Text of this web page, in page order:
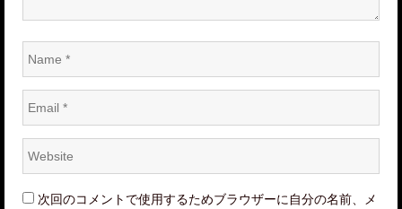
Name
*
Email
*
Website
*
次回のコメントで使用するためブラウザーに自分の名前、メ